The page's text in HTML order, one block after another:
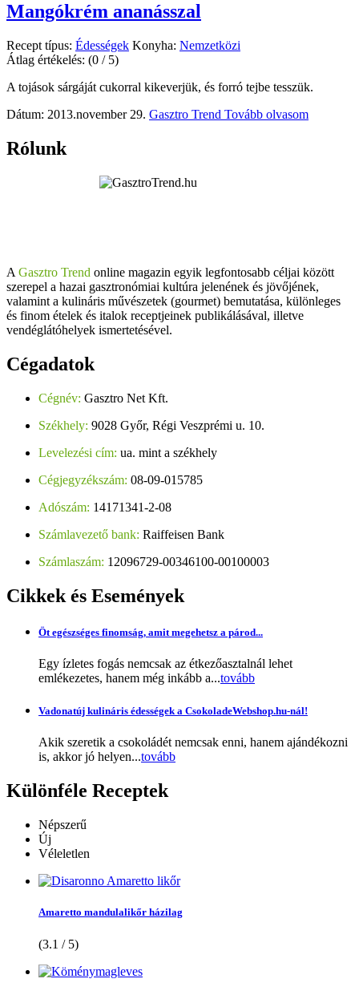
Mangókrém ananásszal
Recept típus: Édességek Konyha: Nemzetközi
Átlag értékelés: (0 / 5)
A tojások sárgáját cukorral kikeverjük, és forró tejbe tesszük.
Dátum: 2013.november 29. Gasztro Trend Tovább olvasom
Rólunk
A Gasztro Trend online magazin egyik legfontosabb céljai között
szerepel a hazai gasztronómiai kultúra jelenének és jövőjének,
valamint a kulináris művészetek (gourmet) bemutatása, különleges
és finom ételek és italok receptjeinek publikálásával, illetve
vendéglátóhelyek ismertetésével.
Cégadatok
Cégnév: Gasztro Net Kft.
Székhely: 9028 Győr, Régi Veszprémi u. 10.
Levelezési cím: ua. mint a székhely
Cégjegyzékszám: 08-09-015785
Adószám: 14171341-2-08
Számlavezető bank: Raiffeisen Bank
Számlaszám: 12096729-00346100-00100003
Cikkek és Események
Öt egészséges finomság, amit megehetsz a párod...
Egy ízletes fogás nemcsak az étkezőasztalnál lehet
emlékezetes, hanem még inkább a...tovább
Vadonatúj kulináris édességek a CsokoladeWebshop.hu-nál!
Akik szeretik a csokoládét nemcsak enni, hanem ajándékozni
is, akkor jó helyen...tovább
Különféle Receptek
Népszerű
Új
Véleletlen
Amaretto mandulalikőr házilag
(3.1 / 5)